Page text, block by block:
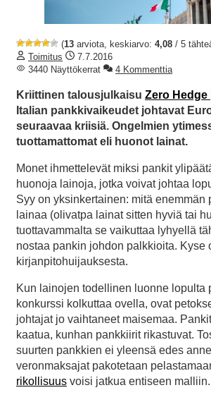
(13 arviota, keskiarvo: 4,08 / 5
Toimitus
7.7.2016
3440 Näyttökerrat
4 Kommenttia
Kriittinen talousjulkaisu Zero Hedge
Italian pankkivaikeudet johtavat
seuraavaa kriisiä. Ongelmien
tuottamattomat eli huonot lainat.
Monet ihmettelevät miksi pankit
huonoja lainoja, jotka voivat johtaa
Syy on yksinkertainen: mitä enemmän
lainaa (olivatpa lainat sitten hyviä tai
tuottavammalta se vaikuttaa lyhyellä
nostaa pankin johdon palkkioita. Kyse
kirjanpitohuijauksesta.
Kun lainojen todellinen luonne lopulta
konkurssi kolkuttaa ovella, ovat
johtajat jo vaihtaneet maisemaa.
kaatua, kunhan pankkiirit rikastuvat.
suurten pankkien ei yleensä edes
veronmaksajat pakotetaan
rikollisuus voisi jatkua entiseen malliin.